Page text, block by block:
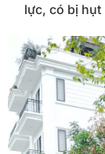
lực, có bị